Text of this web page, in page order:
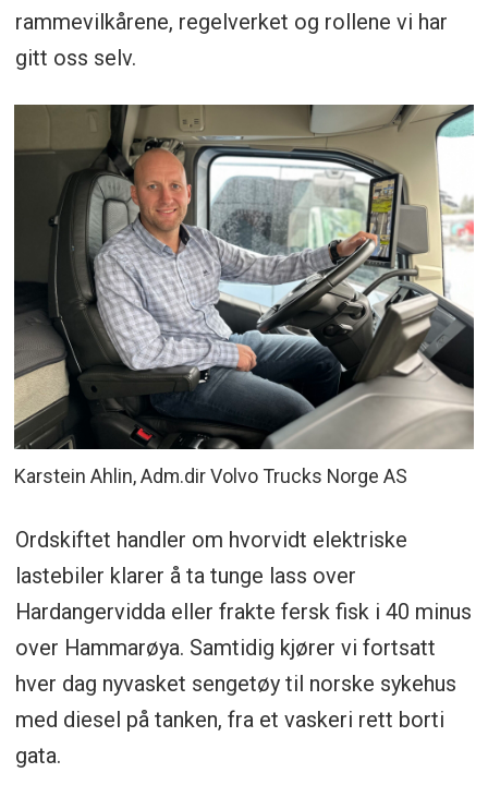
rammevilkårene, regelverket og rollene vi har
gitt oss selv.
Karstein Ahlin, Adm.dir Volvo Trucks Norge AS
Ordskiftet handler om hvorvidt elektriske
lastebiler klarer å ta tunge lass over
Hardangervidda eller frakte fersk fisk i 40 minus
over Hammarøya. Samtidig kjører vi fortsatt
hver dag nyvasket sengetøy til norske sykehus
med diesel på tanken, fra et vaskeri rett borti
gata.